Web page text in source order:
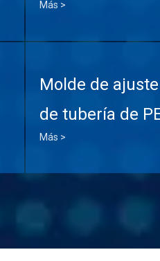
Más >
Molde de ajuste
de tubería de
Más >